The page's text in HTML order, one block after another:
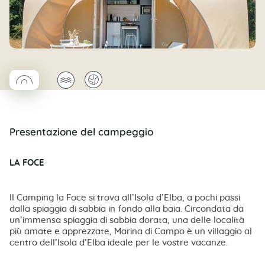
◯Coco rond🌊 🌍
Presentazione del campeggio
LA FOCE
Il Camping la Foce si trova all’Isola d’Elba, a pochi passi
dalla spiaggia di sabbia in fondo alla baia. Circondata da
un’immensa spiaggia di sabbia dorata, una delle località
più amate e apprezzate, Marina di Campo è un villaggio al
centro dell’Isola d’Elba ideale per le vostre vacanze.